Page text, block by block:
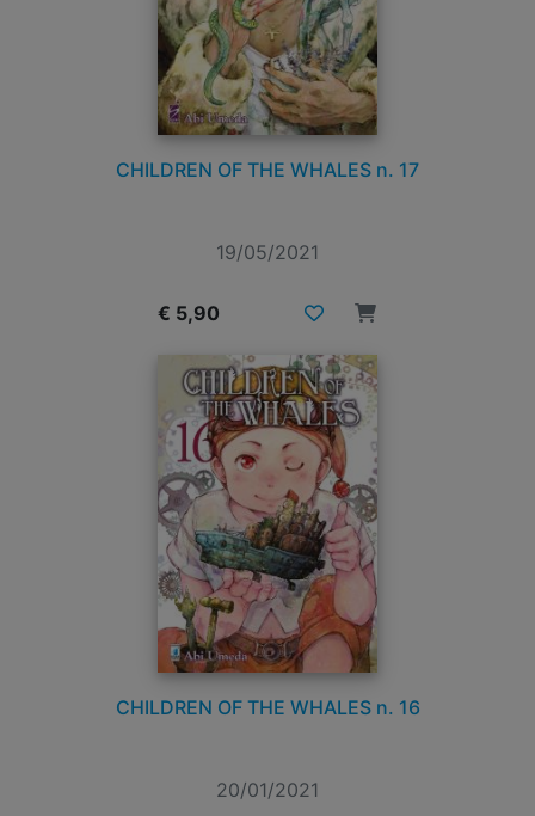
CHILDREN OF THE WHALES n. 17
19/05/2021
€ 5,90
CHILDREN OF THE WHALES n. 16
20/01/2021